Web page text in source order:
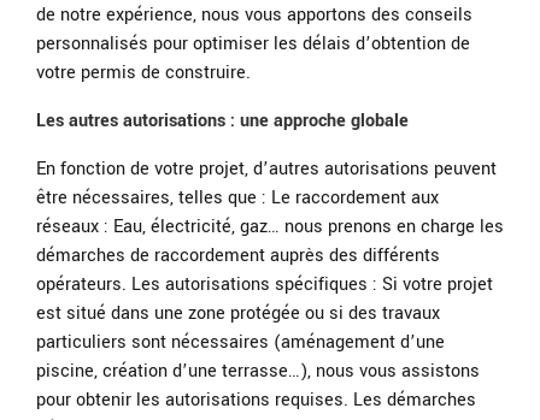
de notre expérience, nous vous apportons des conseils
personnalisés pour optimiser les délais d’obtention de
votre permis de construire.
Les autres autorisations : une approche globale
En fonction de votre projet, d’autres autorisations peuvent
être nécessaires, telles que : Le raccordement aux
réseaux : Eau, électricité, gaz… nous prenons en charge les
démarches de raccordement auprès des différents
opérateurs. Les autorisations spécifiques : Si votre projet
est situé dans une zone protégée ou si des travaux
particuliers sont nécessaires (aménagement d’une
piscine, création d’une terrasse…), nous vous assistons
pour obtenir les autorisations requises. Les démarches